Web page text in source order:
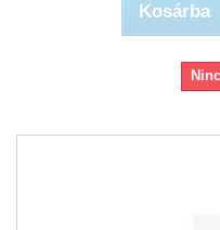
Kosárba